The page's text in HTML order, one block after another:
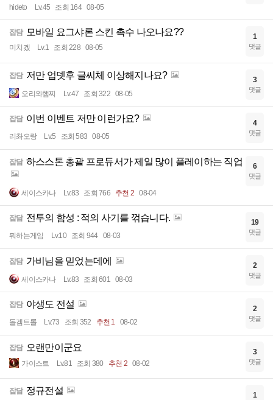
hideto Lv.45 조회 164 08-05
잡담 모바일 요그샤론 스킨 촉수 나오나요??
미치겠 Lv.1 조회 228 08-05
1
댓글
잡담 저만 업뎃후 글씨체 이상해지나요?
오리와햄찌 Lv.47 조회 322 08-05
3
댓글
잡담 이번 이벤트 저만 이런가요?
리촤오랑 Lv.5 조회 583 08-05
4
댓글
잡담 하스스톤 총괄 프로듀서가 제일 많이 플레이하는 직업
세이스카나 Lv.83 조회 766 추천 2 08-04
6
댓글
잡담 전투의 함성 : 적의 사기를 꺾습니다.
뭐하는게임 Lv.10 조회 944 08-03
19
댓글
잡담 가비님을 믿었는데에
세이스카나 Lv.83 조회 601 08-03
2
댓글
잡담 야생도 전설
돌겜트롤 Lv.73 조회 352 추천 1 08-02
2
댓글
잡담 오랜만이군요
가이스트 Lv.81 조회 380 추천 2 08-02
3
댓글
잡담 정규전설 1